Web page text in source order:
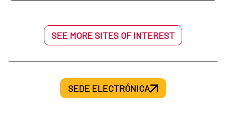
SEE MORE SITES OF INTEREST
SEDE ELECTRÓNICA